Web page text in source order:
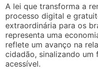
A lei que transforma a
processo digital e
extraordinária para os
representa uma
reflete um avanço na
cidadão, sinalizando
acessível.